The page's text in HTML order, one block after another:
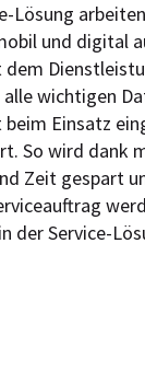
Lösung
und digital
wichtigen
Einsatz
So wird dank
Zeit gespart
der Service-